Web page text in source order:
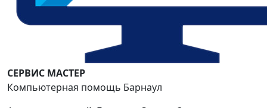
СЕРВИС МАСТЕР
Компьютерная помощь Барнаул